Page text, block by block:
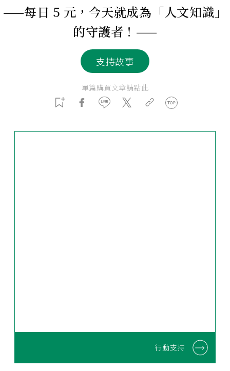
——每日 5 元，今天就成為「人文知識」
的守護者！——
支持故事
單篇購買文章請點此
行動支持